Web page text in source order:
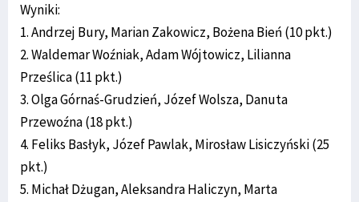
Wyniki:
1. Andrzej Bury, Marian Zakowicz, Bożena Bień (10 pkt.)
2. Waldemar Woźniak, Adam Wójtowicz, Lilianna
Prześlica (11 pkt.)
3. Olga Górnaś-Grudzień, Józef Wolsza, Danuta
Przewoźna (18 pkt.)
4. Feliks Basłyk, Józef Pawlak, Mirosław Lisiczyński (25
pkt.)
5. Michał Dżugan, Aleksandra Haliczyn, Marta